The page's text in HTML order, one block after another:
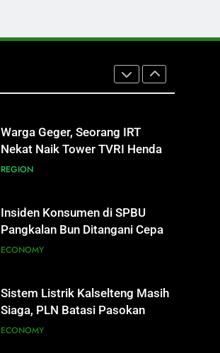
to Pangdam XXII/TB Cup
2026 Jadi Wadah Kembangkan
Warga Geger, Seorang IRT
Nekat Naik Tower TVRI Hendak
Akhiri Hidup
REGION
Insiden Konsumen di SPBU
Pangkalan Bun Ditangani Cepat,
Pertamina Pastikan Pelayanan
ECONOMY
Sistem Listrik Kalselteng Masih
Siaga, PLN Batasi Pasokan
Selama 7 Hari
ECONOMY